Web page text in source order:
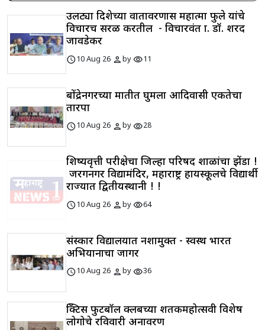
उलट्या दिशेच्या वातावरणास महात्मा फुले यांचे
विचारच सरळ करतील - विचारवंत प्रा. डॉ. शरद
जावडेकर
schedule10 Aug 26 personbyvisibility11
बोंद्रेनगरच्या मातीत घुमला आदिवासी एकतेचा
तारपा
schedule10 Aug 26 personbyvisibility28
शिष्यवृत्ती परीक्षेचा जिल्हा परिषद शाळांचा झेंडा !
जरगनगर विद्यामंदिर, महाराष्ट्र हायस्कूलचे विद्यार्थी
राज्यात द्वितीयस्थानी ! !
schedule10 Aug 26 personbyvisibility64
संस्कार विद्यालयात नशामुक्त - स्वस्थ भारत
अभियानाचा जागर
schedule10 Aug 26 personbyvisibility36
प्रॅक्टिस फुटबॉल क्लबच्या शतकमहोत्सवी विशेष
लोगोचे रविवारी अनावरण